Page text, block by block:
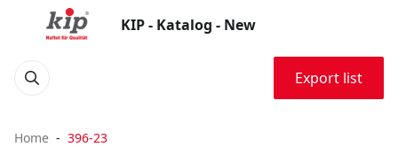
KIP - Katalog - New
Export list
Home 396-23